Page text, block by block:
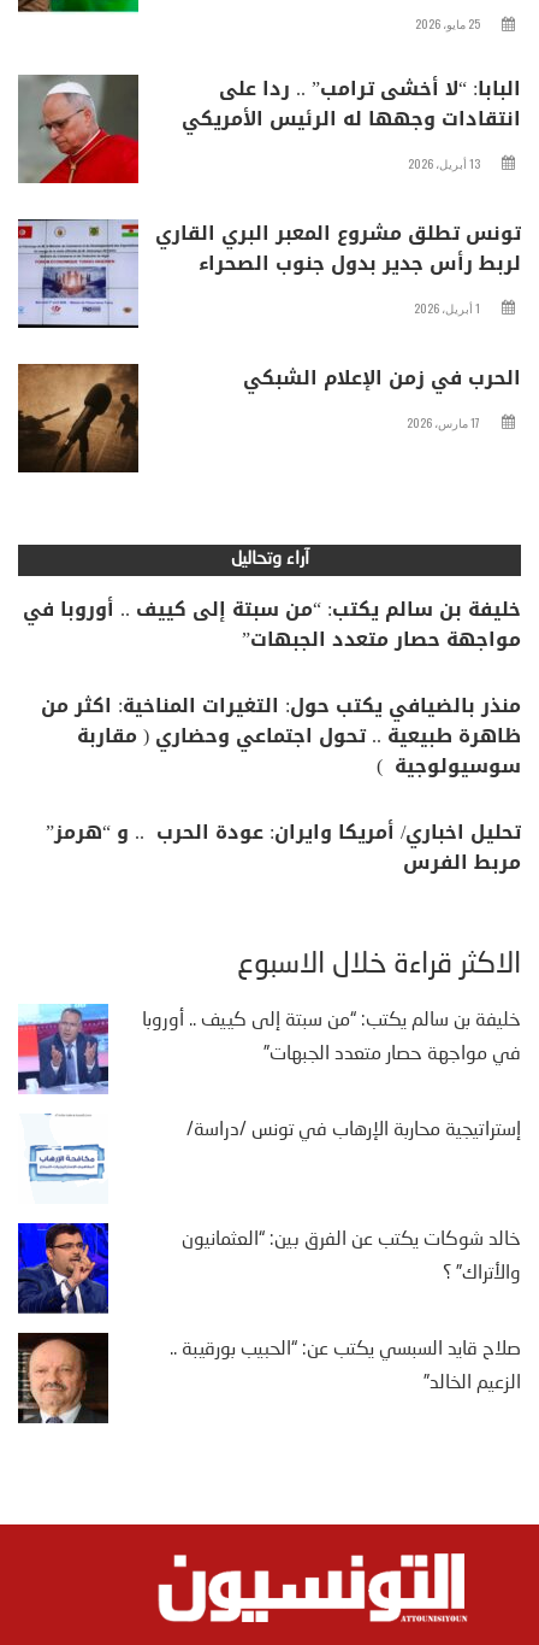
25 مايو، 2026
البابا: “لا أخشى ترامب” .. ردا على
انتقادات وجهها له الرئيس الأمريكي
13 أبريل، 2026
تونس تطلق مشروع المعبر البري القاري
لربط رأس جدير بدول جنوب الصحراء
1 أبريل، 2026
الحرب في زمن الإعلام الشبكي
17 مارس، 2026
آراء وتحاليل
خليفة بن سالم يكتب: “من سبتة إلى كييف .. أوروبا في
مواجهة حصار متعدد الجبهات”
منذر بالضيافي يكتب حول: التغيرات المناخية: اكثر من
ظاهرة طبيعية .. تحول اجتماعي وحضاري ( مقاربة
سوسيولوجية )
تحليل اخباري/ أمريكا وايران: عودة الحرب .. و “هرمز”
مربط الفرس
الأكثر قراءة خلال الأسبوع
خليفة بن سالم يكتب: “من سبتة إلى كييف .. أوروبا
في مواجهة حصار متعدد الجبهات”
إستراتيجية محاربة الإرهاب في تونس /دراسة/
خالد شوكات يكتب عن الفرق بين: “العثمانيون
والأتراك” ؟
صلاح قايد السبسي يكتب عن: “الحبيب بورقيبة ..
الزعيم الخالد”